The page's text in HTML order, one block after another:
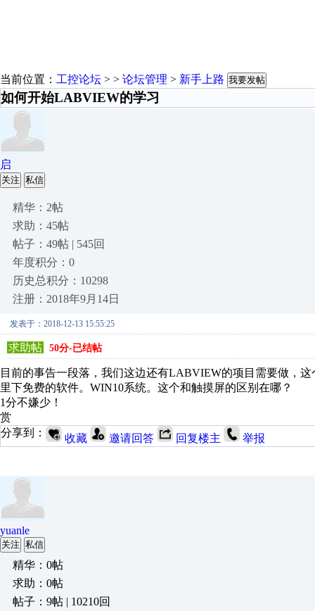
当前位置： 工控论坛 > > 论坛管理 > 新手上路 我要发帖
如何开始LABVIEW的学习
启
关注 私信
精华：2帖
求助：45帖
帖子：49帖 | 545回
年度积分：0
历史总积分：10298
注册：2018年9月14日
发表于：2018-12-13 15:55:25
求助帖 50分-已结帖
目前的事告一段落，我们这边还有LABVIEW的项目需要做，
里下免费的软件。WIN10系统。这个和触摸屏的区别在哪？
1分不嫌少！
赏
分享到：
收藏 邀请回答 回复楼主 举报
yuanle
关注 私信
精华：0帖
求助：0帖
帖子：9帖 | 10210回